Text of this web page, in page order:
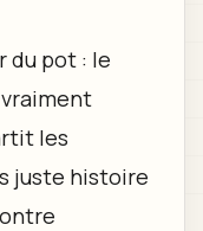
du pot : le
les
juste histoire